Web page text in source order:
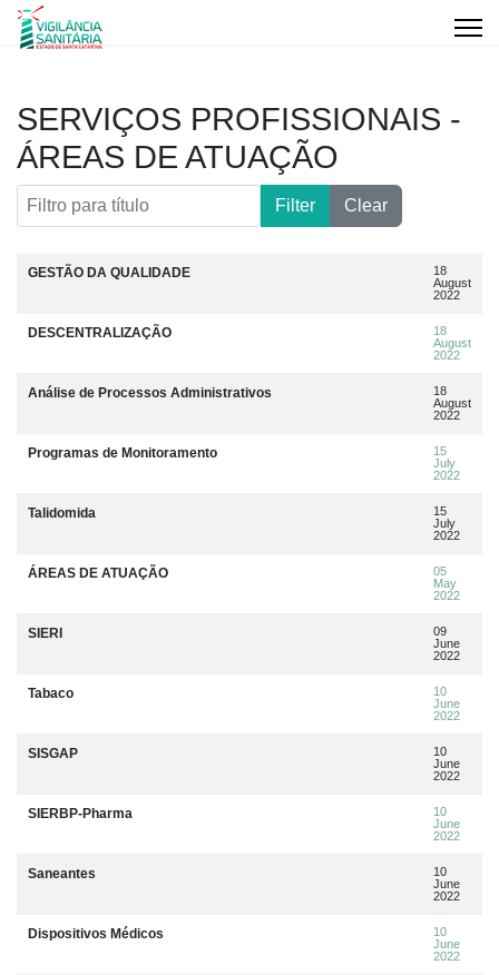
SERVIÇOS PROFISSIONAIS -
ÁREAS DE ATUAÇÃO
Filtro para título
Filter Clear
Title Data da publicação
GESTÃO DA QUALIDADE
18
August
2022
DESCENTRALIZAÇÃO
18
August
2022
Análise de Processos Administrativos
18
August
2022
Programas de Monitoramento
15
July
2022
Talidomida
15
July
2022
ÁREAS DE ATUAÇÃO
05
May
2022
SIERI
09
June
2022
Tabaco
10
June
2022
SISGAP
10
June
2022
SIERBP-Pharma
10
June
2022
Saneantes
10
June
2022
Dispositivos Médicos
10
June
2022